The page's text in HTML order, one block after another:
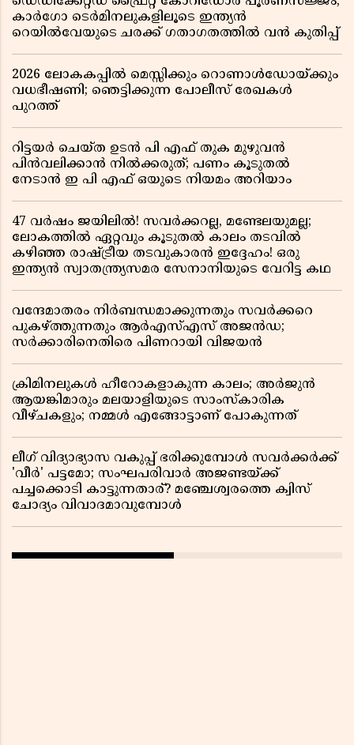
കാർഗോ ടെർമിനലുകളിലൂടെ ഇന്ത്യൻ
റെയിൽവേയുടെ ചരക്ക് ഗതാഗതത്തിൽ വൻ കുതിപ്പ്
2026 ലോകകപ്പിൽ മെസ്സിക്കും റൊണാൾഡോയ്ക്കും
വധഭീഷണി; ഞെട്ടിക്കുന്ന പോലീസ് രേഖകൾ
പുറത്ത്
റിട്ടയർ ചെയ്ത ഉടൻ പി എഫ് തുക മുഴുവൻ
പിൻവലിക്കാൻ നിൽക്കരുത്; പണം കൂടുതൽ
നേടാൻ ഇ പി എഫ് ഒയുടെ നിയമം അറിയാം
47 വർഷം ജയിലിൽ! സവർക്കറല്ല, മണ്ടേലയുമല്ല;
ലോകത്തിൽ ഏറ്റവും കൂടുതൽ കാലം തടവിൽ
കഴിഞ്ഞ രാഷ്ട്രീയ തടവുകാരൻ ഇദ്ദേഹം! ഒരു
ഇന്ത്യൻ സ്വാതന്ത്ര്യസമര സേനാനിയുടെ വേറിട്ട കഥ
വന്ദേമാതരം നിർബന്ധമാക്കുന്നതും സവർക്കറെ
പുകഴ്ത്തുന്നതും ആർഎസ്എസ് അജൻഡ;
സർക്കാരിനെതിരെ പിണറായി വിജയൻ
ക്രിമിനലുകൾ ഹീറോകളാകുന്ന കാലം; അർജുൻ
ആയങ്കിമാരും മലയാളിയുടെ സാംസ്കാരിക
വീഴ്ചകളും; നമ്മൾ എങ്ങോട്ടാണ് പോകുന്നത്
ലീഗ് വിദ്യാഭ്യാസ വകുപ്പ് ഭരിക്കുമ്പോൾ സവർക്കർക്ക്
'വീർ' പട്ടമോ; സംഘപരിവാർ അജണ്ടയ്ക്ക്
പച്ചക്കൊടി കാട്ടുന്നതാര്? മഞ്ചേശ്വരത്തെ ക്വിസ്
ചോദ്യം വിവാദമാവുമ്പോൾ